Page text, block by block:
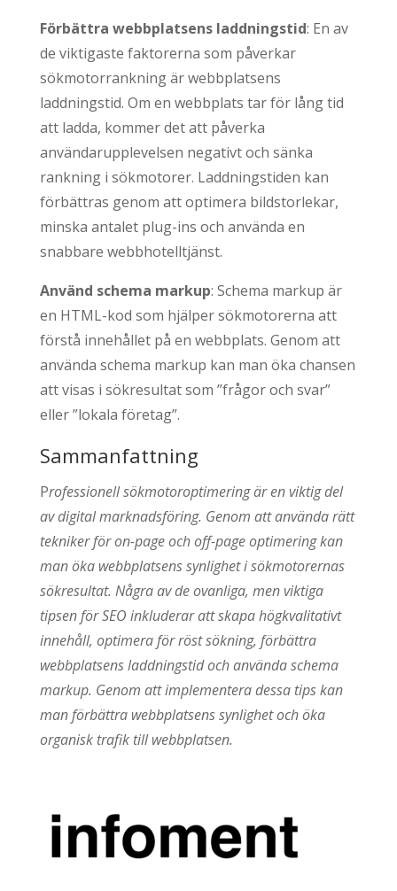
Förbättra webbplatsens laddningstid: En av
de viktigaste faktorerna som påverkar
sökmotorrankning är webbplatsens
laddningstid. Om en webbplats tar för lång tid
att ladda, kommer det att påverka
användarupplevelsen negativt och sänka
rankning i sökmotorer. Laddningstiden kan
förbättras genom att optimera bildstorlekar,
minska antalet plug-ins och använda en
snabbare webbhotelltjänst.
Använd schema markup: Schema markup är
en HTML-kod som hjälper sökmotorerna att
förstå innehållet på en webbplats. Genom att
använda schema markup kan man öka chansen
att visas i sökresultat som ”frågor och svar”
eller ”lokala företag”.
Sammanfattning
Professionell sökmotoroptimering är en viktig del
av digital marknadsföring. Genom att använda rätt
tekniker för on-page och off-page optimering kan
man öka webbplatsens synlighet i sökmotorernas
sökresultat. Några av de ovanliga, men viktiga
tipsen för SEO inkluderar att skapa högkvalitativt
innehåll, optimera för röst sökning, förbättra
webbplatsens laddningstid och använda schema
markup. Genom att implementera dessa tips kan
man förbättra webbplatsens synlighet och öka
organisk trafik till webbplatsen.